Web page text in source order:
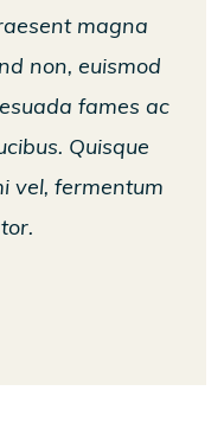
magna
non, euismod
fames ac
Quisque
vel, fermentum